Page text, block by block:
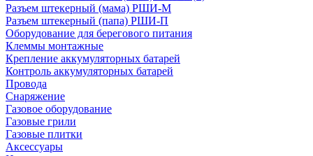
Разъем штекерный (мама) РШИ-М
Разъем штекерный (папа) РШИ-П
Оборудование для берегового питания
Клеммы монтажные
Крепление аккумуляторных батарей
Контроль аккумуляторных батарей
Провода
Снаряжение
Газовое оборудование
Газовые грили
Газовые плитки
Аксессуары